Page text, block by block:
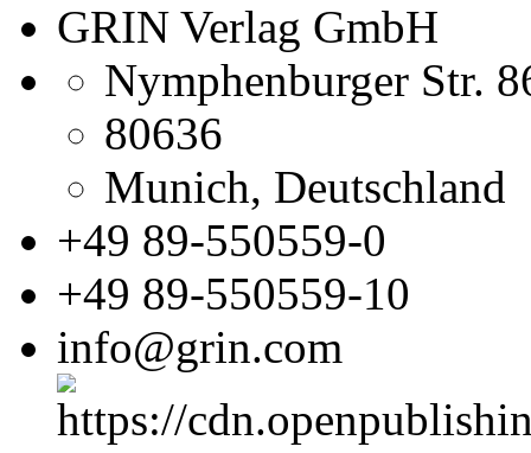
GRIN Verlag GmbH
Nymphenburger Str.
80636
Munich, Deutschland
+49 89-550559-0
+49 89-550559-10
info@grin.com